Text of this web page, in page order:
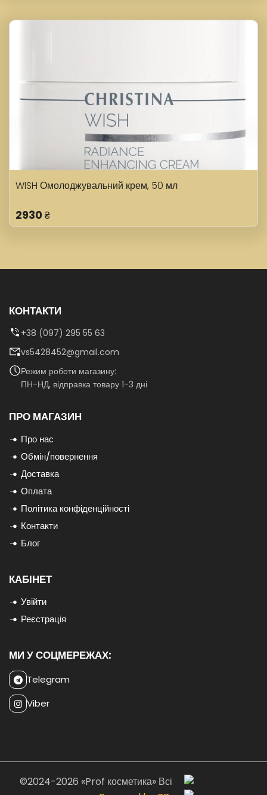
WISH Омолоджувальний крем, 50 мл
2930 ₴
КОНТАКТИ
+38 (097) 295 55 63
vs5428452@gmail.com
Режим роботи магазину:
ПН-НД, відправка товару 1-3 дні
ПРО МАГАЗИН
Про нас
Обмін/повернення
Доставка
Оплата
Політика конфіденційності
Контакти
Блог
КАБІНЕТ
Увійти
Реєстрація
МИ У СОЦМЕРЕЖАХ:
Telegram
Viber
©2024-2026 «Prof косметика» Всі